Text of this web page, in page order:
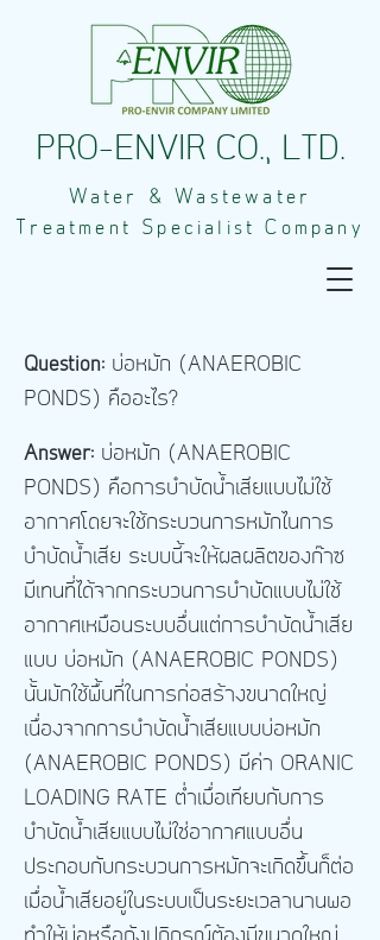
PRO-ENVIR CO., LTD.
Water & Wastewater
Treatment Specialist Company
Question: บ่อหมัก (ANAEROBIC
PONDS) คืออะไร?
Answer: บ่อหมัก (ANAEROBIC
PONDS) คือการบำบัดน้ำเสียแบบไม่ใช้
อากาศโดยจะใช้กระบวนการหมักไนการ
บำบัดน้ำเสีย ระบบนี้จะให้ผลผลิตของก๊าซ
มีเทนที่ได้จากกระบวนการบำบัดแบบไม่ใช้
อากาศเหมือนระบบอื่นแต่การบำบัดน้ำเสีย
แบบ บ่อหมัก (ANAEROBIC PONDS)
นั้นมักใช้พื้นที่ในการก่อสร้างขนาดใหญ่
เนื่องจากการบำบัดน้ำเสียแบบบ่อหมัก
(ANAEROBIC PONDS) มีค่า ORANIC
LOADING RATE ต่ำเมื่อเทียบกับการ
บำบัดน้ำเสียแบบไม่ใช่อากาศแบบอื่น
ประกอบกับกระบวนการหมักจะเกิดขึ้นก็ต่อ
เมื่อน้ำเสียอยู่ในระบบเป็นระยะเวลานานพอ